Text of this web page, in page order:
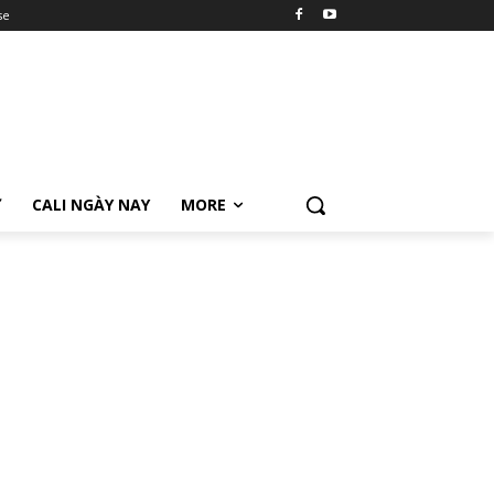
CALI NGÀY NAY MORE